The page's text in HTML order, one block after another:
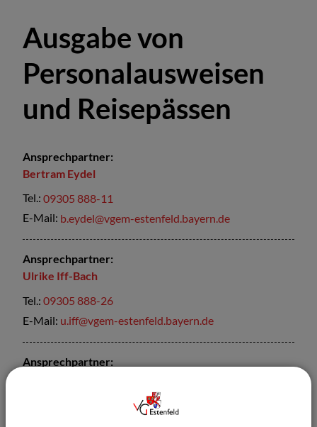
Ausgabe von
Personalausweisen
und Reisepässen
Ansprechpartner:
Bertram Eydel
Tel.: 09305 888-11
E-Mail: b.eydel@vgem-estenfeld.bayern.de
Ansprechpartner:
Ulrike Iff-Bach
Tel.: 09305 888-26
E-Mail: u.iff@vgem-estenfeld.bayern.de
Ansprechpartner: